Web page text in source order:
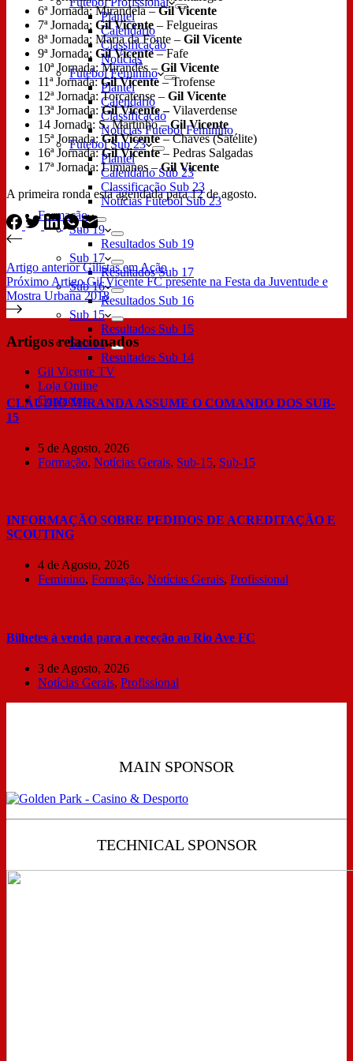
Plantel
Calendário
Classificação
Notícias
Futebol Feminino
Plantel
Calendário
Classificação
Notícias Futebol Feminino
Futebol Sub 23
Plantel
Calendário Sub 23
Classificação Sub 23
Notícias Futebol Sub 23
Formação
Sub 19
Resultados Sub 19
Sub 17
Resultados Sub 17
Sub 16
Resultados Sub 16
Sub 15
Resultados Sub 15
Sub 14
Resultados Sub 14
Gil Vicente TV
Loja Online
Contactos
6ª Jornada: Mirandela –Gil Vicente
7ª Jornada: Gil Vicente – Felgueiras
8ª Jornada: Maria da Fonte – Gil Vicente
9ª Jornada: Gil Vicente– Fafe
10ª Jornada: Mirandês – Gil Vicente
11ª Jornada:Gil Vicente – Trofense
12ª Jornada: Torcatense – Gil Vicente
13ª Jornada:Gil Vicente –Vilaverdense
14 Jornada: S. Martinho –Gil Vicente
15ª Jornada:Gil Vicente– Chaves (Satélite)
16ª Jornada:Gil Vicente– Pedras Salgadas
17ª Jornada: Limianos –Gil Vicente
A primeira ronda está agendada para 12 de agosto.
Artigo anteriorGilistas em Ação
Próximo Artigo Gil Vicente FC presente na Festa da Juventude e
Mostra Urbana 2018
Artigos relacionados
CLÁUDIO MIRANDA ASSUME O COMANDO DOS SUB-
15
5 de Agosto, 2026
Formação, Notícias Gerais, Sub-15, Sub-15
INFORMAÇÃO SOBRE PEDIDOS DE ACREDITAÇÃO E
SCOUTING
4 de Agosto, 2026
Feminino, Formação, Notícias Gerais, Profissional
Bilhetes à venda para a receção ao Rio Ave FC
3 de Agosto, 2026
Notícias Gerais, Profissional
MAIN SPONSOR
TECHNICAL SPONSOR